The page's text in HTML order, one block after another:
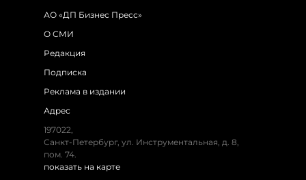
АО «ДП Бизнес Пресс»
О СМИ
Редакция
Подписка
Реклама в издании
Адрес
197022,
Санкт-Петербург, ул. Инструментальная, д. 8,
пом. 74.
показать на карте